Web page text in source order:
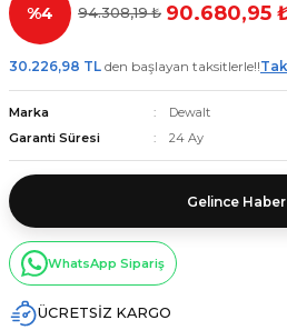
%4 94.308,19 ₺ 90.680,95
30.226,98 TL den başlayan taksitlerle!!
Marka
Dewalt
Garanti Süresi
24 Ay
Gelince
WhatsApp Sipariş
ÜCRETSİZ KARGO